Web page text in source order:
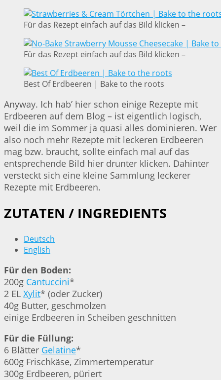
Für das Rezept einfach auf das Bild klicken –
Für das Rezept einfach auf das Bild klicken –
Best Of Erdbeeren | Bake to the roots
Anyway. Ich hab’ hier schon einige Rezepte mit
Erdbeeren auf dem Blog – ist eigentlich logisch,
weil die im Sommer ja quasi alles dominieren. Wer
also noch mehr Rezepte mit leckeren Erdbeeren
mag bzw. braucht, sollte einfach mal auf das
entsprechende Bild hier drunter klicken. Dahinter
versteckt sich eine kleine Sammlung leckerer
Rezepte mit Erdbeeren.
ZUTATEN / INGREDIENTS
Deutsch
English
Für den Boden:
200g Cantuccini*
2 EL Xylit* (oder Zucker)
40g Butter, geschmolzen
einige Erdbeeren in Scheiben geschnitten
Für die Füllung:
6 Blätter Gelatine*
600g Frischkäse, Zimmertemperatur
300g Erdbeeren, püriert